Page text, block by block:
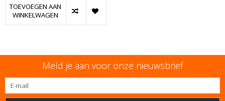
TOEVOEGEN AAN
WINKELWAGEN
Meld je aan voor onze nieuwsbrief